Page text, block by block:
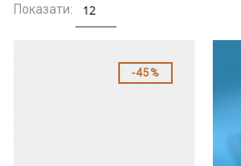
Показати:
45%